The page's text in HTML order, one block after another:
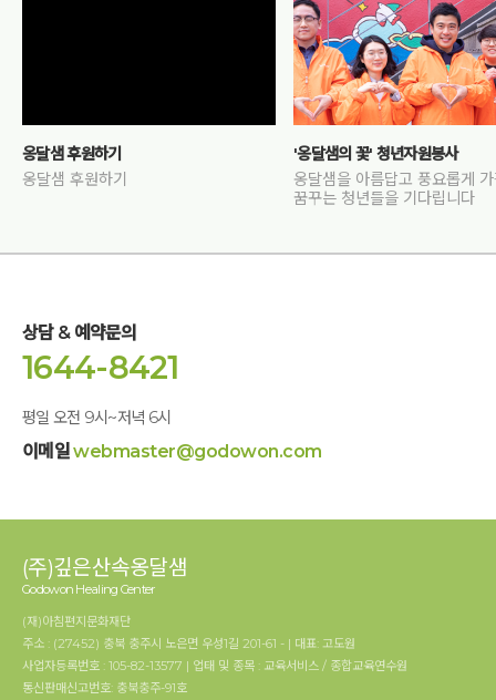
옹달샘 후원하기
옹달샘 후원하기
'옹달샘의 꽃' 청년자원봉사
옹달샘을 아름답고 풍요롭게
꿈꾸는 청년들을 기다립니다
상담 & 예약문의
1644-8421
평일 오전 9시~저녁 6시
이메일webmaster@godowon.com
(주)깊은산속옹달샘
Godowon Healing Center
(재)아침편지문화재단
주소 : (27452) 충북 충주시 노은면 우성1길 201-61 - | 대표: 고도원
사업자등록번호 : 105-82-13577 | 업태 및 종목 : 교육서비스 / 종합교육연수원
통신판매신고번호: 충북충주-91호